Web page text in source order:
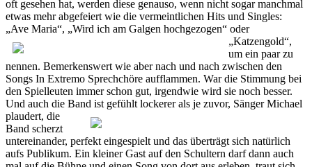
oft gesehen hat, werden diese genauso, wenn nicht sogar manchmal
etwas mehr abgefeiert wie die vermeintlichen Hits und Singles:
„Ave Maria“, „Wird ich am Galgen hochgezogen“ oder
„Katzengold“,
um ein paar zu
nennen. Bemerkenswert wie aber nach und nach zwischen den
Songs In Extremo Sprechchöre aufflammen. War die Stimmung bei
den Spielleuten immer schon gut, irgendwie wird sie noch besser.
Und auch die Band ist gefühlt lockerer als je zuvor, Sänger Michael
plaudert, die
Band scherzt
untereinander, perfekt eingespielt und das überträgt sich natürlich
aufs Publikum. Ein kleiner Gast auf den Schultern darf dann auch